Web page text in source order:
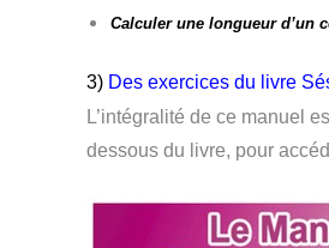
Calculer une longueur d’un
3) Des exercices du livre
L’intégralité de ce manuel
dessous du livre, pour